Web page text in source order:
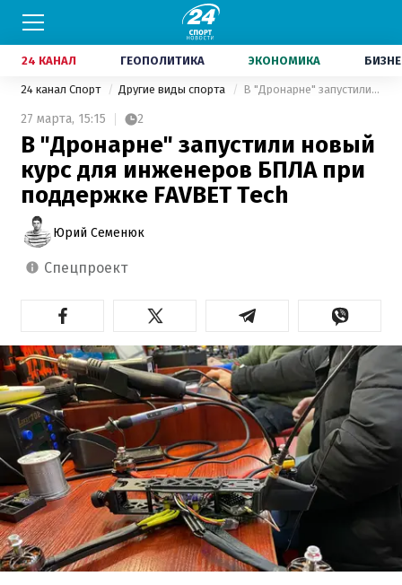
24 КАНАЛ ГЕОПОЛИТИКА ЭКОНОМИКА
24 канал Спорт Другие виды спорта В "Дронарне" запустили новый курс для инженеров БПЛА при поддержке FAVBET Tech
27 марта, 15:15 2
В "Дронарне" запустили новый
курс для инженеров БПЛА при
поддержке FAVBET Tech
Юрий Семенюк
спецпроект